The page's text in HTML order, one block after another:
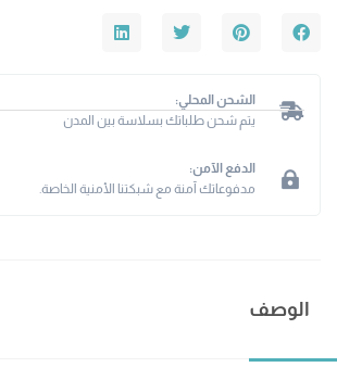
الشحن المحلي:
يتم شحن طلباتك بسلاسة بين المدن
الدفع الآمن:
مدفوعاتك آمنة مع شبكتنا الأمنية الخاصة.
الوصف